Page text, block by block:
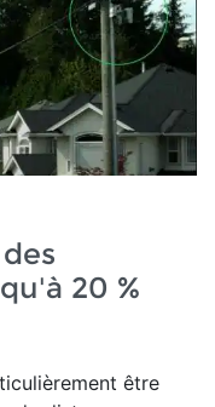
20 %
être